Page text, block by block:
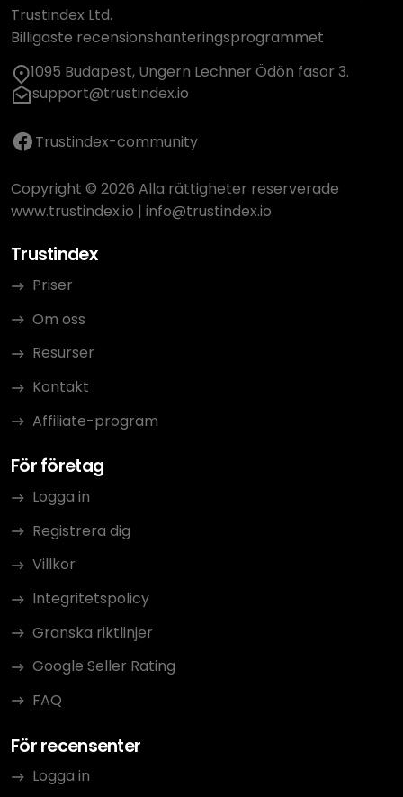
Trustindex Ltd.
Billigaste recensionshanteringsprogrammet
1095 Budapest, Ungern Lechner Ödön fasor 3.
support@trustindex.io
Trustindex-community
Copyright © 2026 Alla rättigheter reserverade
www.trustindex.io | info@trustindex.io
Trustindex
Priser
Om oss
Resurser
Kontakt
Affiliate-program
För företag
Logga in
Registrera dig
Villkor
Integritetspolicy
Granska riktlinjer
Google Seller Rating
FAQ
För recensenter
Logga in